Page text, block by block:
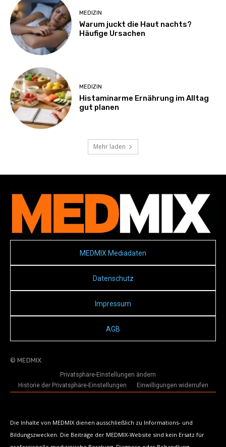
MEDIZIN
Warum juckt die Haut nachts?
Häufige Ursachen
MEDIZIN
Histaminarme Ernährung im Alltag
gut planen
Mehr laden
MEDMIX Mediadaten
Datenschutz
Impressum
AGB
© MEDMIX
Privatsphäre-Einstellungen ändern
Historie der Privatsphäre-Einstellungen
Einwilligungen widerrufen
Die Inhalte von MEDMIX dienen ausschließlich zu Informations- und
Bildungszwecken. Die Beiträge der MEDMIX-Website sind kein Ersatz für